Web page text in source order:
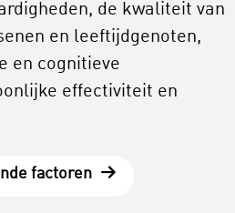
de kwaliteit van
en leeftijdgenoten,
en cognitieve
effectiviteit en
factoren